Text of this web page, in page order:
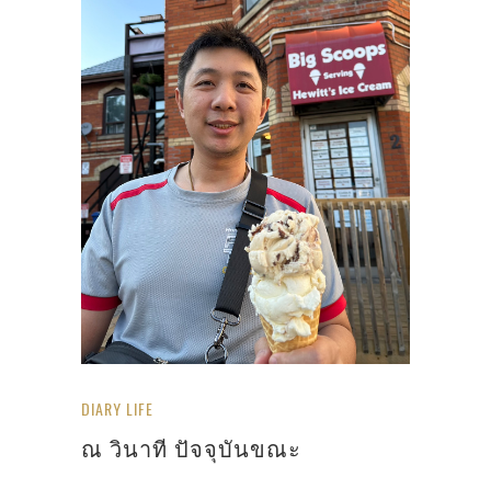
DIARY LIFE
ณ​ วินาที ปัจจุบันขณะ